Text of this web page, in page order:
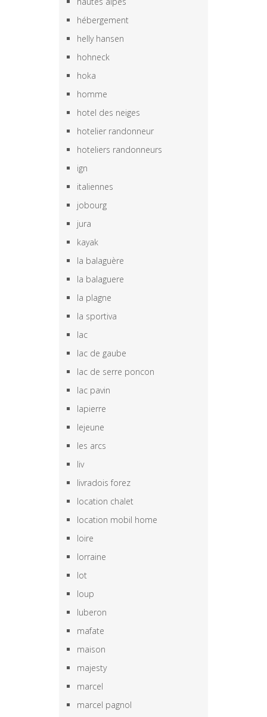
hébergement
helly hansen
hohneck
hoka
homme
hotel des neiges
hotelier randonneur
hoteliers randonneurs
ign
italiennes
jobourg
jura
kayak
la balaguère
la balaguere
la plagne
la sportiva
lac
lac de gaube
lac de serre poncon
lac pavin
lapierre
lejeune
les arcs
liv
livradois forez
location chalet
location mobil home
loire
lorraine
lot
loup
luberon
mafate
maison
majesty
marcel
marcel pagnol